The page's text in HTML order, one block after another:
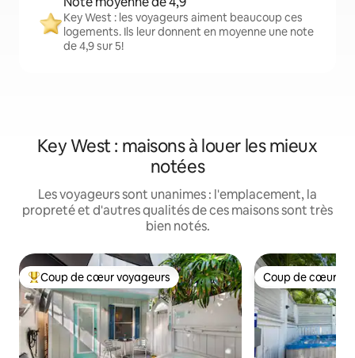
Key West : les voyageurs aiment beaucoup ces
logements. Ils leur donnent en moyenne une note
de 4,9 sur 5!
Key West : maisons à louer les mieux
notées
Les voyageurs sont unanimes : l'emplacement, la
propreté et d'autres qualités de ces maisons sont très
bien notés.
Coup de cœur voyageurs parmi les plus aimés
Coup de cœur voyageurs Coup de cœur
Coup de cœur